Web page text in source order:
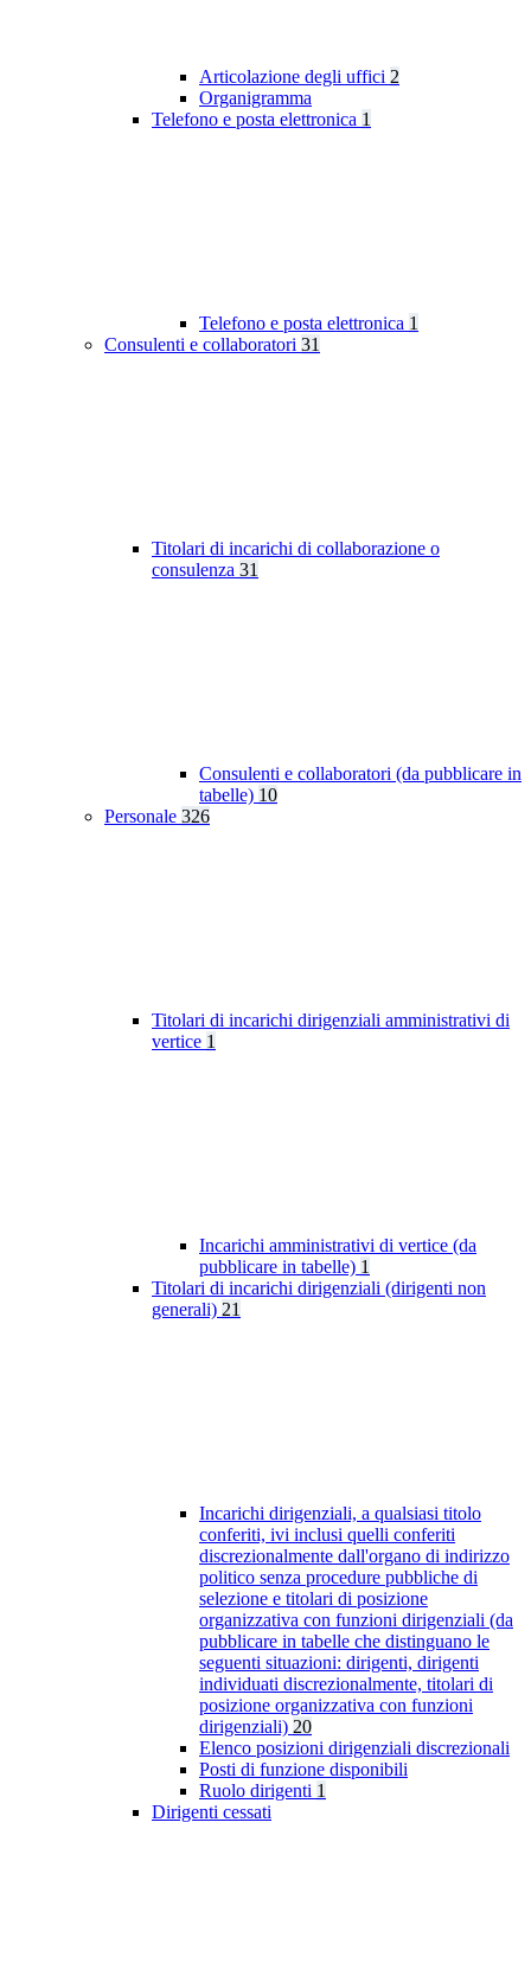
Articolazione degli uffici 2
Organigramma
Telefono e posta elettronica 1
Telefono e posta elettronica 1
Consulenti e collaboratori 31
Titolari di incarichi di collaborazione o
consulenza 31
Consulenti e collaboratori (da pubblicare in
tabelle) 10
Personale 326
Titolari di incarichi dirigenziali amministrativi di
vertice 1
Incarichi amministrativi di vertice (da
pubblicare in tabelle) 1
Titolari di incarichi dirigenziali (dirigenti non
generali) 21
Incarichi dirigenziali, a qualsiasi titolo
conferiti, ivi inclusi quelli conferiti
discrezionalmente dall'organo di indirizzo
politico senza procedure pubbliche di
selezione e titolari di posizione
organizzativa con funzioni dirigenziali (da
pubblicare in tabelle che distinguano le
seguenti situazioni: dirigenti, dirigenti
individuati discrezionalmente, titolari di
posizione organizzativa con funzioni
dirigenziali) 20
Elenco posizioni dirigenziali discrezionali
Posti di funzione disponibili
Ruolo dirigenti 1
Dirigenti cessati